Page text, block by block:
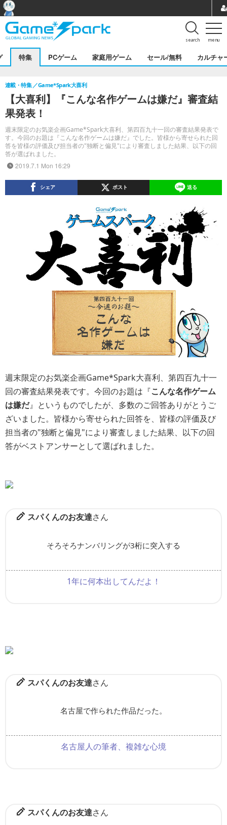
menu
search
特集 PCゲーム 家庭用ゲーム セール/無料 カルチャ
【大喜利】『こんな名作ゲームは嫌だ』審査結
果発表！
週末限定のお気楽企画Game*Spark大喜利、第四百九十一回の審査結果発表で
す。今回のお題は『こんな名作ゲームは嫌だ』でした。皆様から寄せられた回
答を皆様の評価及び担当者の"独断と偏見"により審査しました結果、以下の回
答が選ばれました。
連載・特集 Game*Spark大喜利
2019.7.1 Mon 16:29
シェア ポスト 送る
週末限定のお気楽企画Game*Spark大喜利、第四百九十一
回の審査結果発表です。今回のお題は『こんな名作ゲーム
は嫌だ』というものでしたが、多数のご回答ありがとうご
ざいました。皆様から寄せられた回答を、皆様の評価及び
担当者の"独断と偏見"により審査しました結果、以下の回
答がベストアンサーとして選ばれました。
スパくんのお友達さん
そろそろナンバリングが3桁に突入する
1年に何本出してんだよ！
スパくんのお友達さん
名古屋で作られた作品だった。
名古屋人の筆者、複雑な心境
スパくんのお友達さん